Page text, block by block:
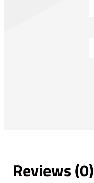
Reviews (0)